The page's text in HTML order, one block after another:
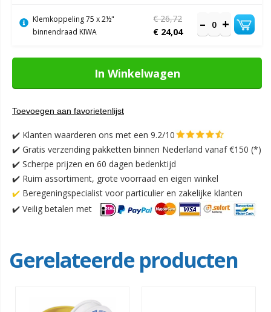
Klemkoppeling 75 x 2½"
binnendraad KIWA
€ 24,04
€ 26,72
In Winkelwagen
Toevoegen aan favorietenlijst
✔️ Klanten waarderen ons met een 9.2/10
✔️ Gratis verzending pakketten binnen Nederland vanaf €150 (*)
✔️ Scherpe prijzen en 60 dagen bedenktijd
✔️ Ruim assortiment, grote voorraad en eigen winkel
✔️ Beregeningspecialist voor particulier en zakelijke klanten
✔️ Veilig betalen met
Gerelateerde producten